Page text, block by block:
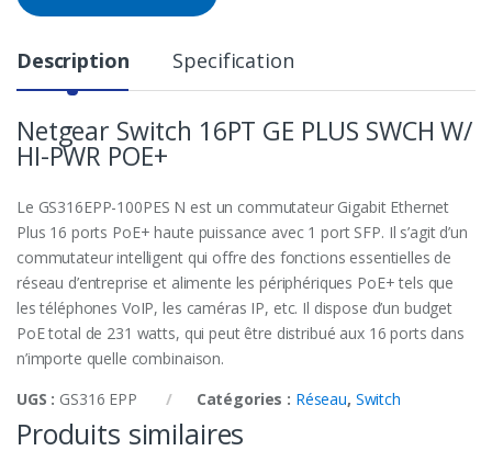
Description Specification
Netgear Switch 16PT GE PLUS SWCH W/
HI-PWR POE+
Le GS316EPP-100PES N est un commutateur Gigabit Ethernet
Plus 16 ports PoE+ haute puissance avec 1 port SFP. Il s’agit d’un
commutateur intelligent qui offre des fonctions essentielles de
réseau d’entreprise et alimente les périphériques PoE+ tels que
les téléphones VoIP, les caméras IP, etc. Il dispose d’un budget
PoE total de 231 watts, qui peut être distribué aux 16 ports dans
n’importe quelle combinaison.
UGS : GS316 EPP Catégories : Réseau, Switch
Produits similaires